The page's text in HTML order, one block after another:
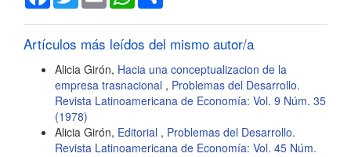
Artículos más leídos del mismo autor/a
Alicia Girón, Hacia una conceptualizacion de la
empresa trasnacional , Problemas del Desarrollo.
Revista Latinoamericana de Economía: Vol. 9 Núm. 35
(1978)
Alicia Girón, Editorial , Problemas del Desarrollo.
Revista Latinoamericana de Economía: Vol. 45 Núm.